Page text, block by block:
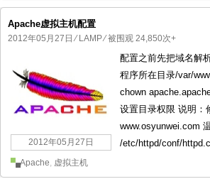
Apache虚拟主机配置
2012年05月27日 ⁄ LAMP⁄ 被围观 24,850次+
2012年05月27日
配置之前先把域名解
程序所在目录/var/
chown
设置目录权限 说明：
www.osyunwei.com
/etc/httpd/conf/
Apache, 虚拟主机